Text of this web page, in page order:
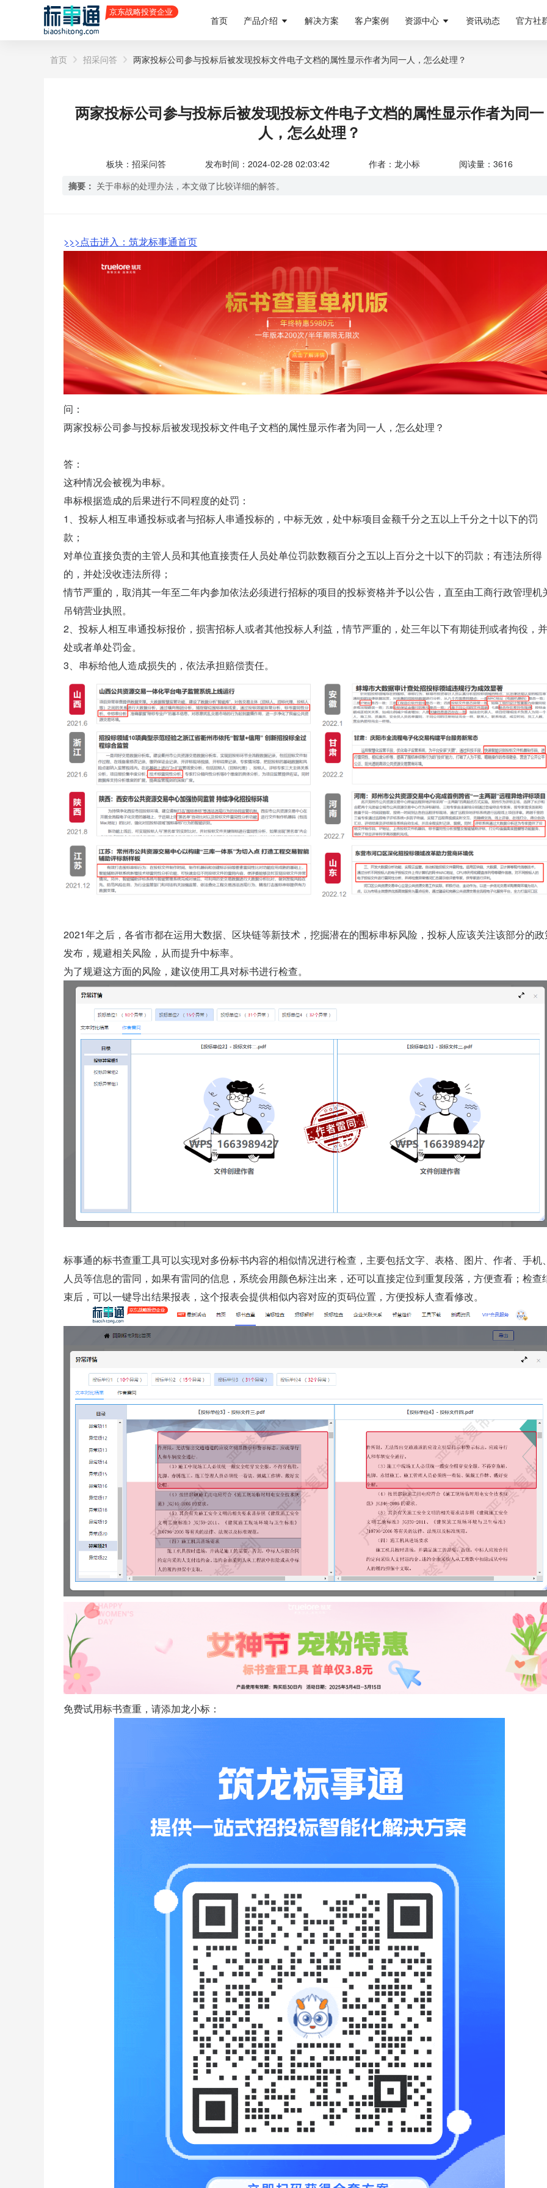
首页 产品介绍 解决方案 客户案例 资源中心 资讯动态 官方社
首页 招采问答 两家投标公司参与投标后被发现投标文件电子文档的属性显示作者为同一人，怎么处理？
两家投标公司参与投标后被发现投标文件电子文档的属性显示作者为同一
人，怎么处理？
板块：招采问答 发布时间：2024-02-28 02:03:42 作者：龙小标
阅读量：3616
摘要： 关于串标的处理办法，本文做了比较详细的解答。
>>>点击进入：筑龙标事通首页
问：
两家投标公司参与投标后被发现投标文件电子文档的属性显示作者为同一人，怎么处理？
答：
这种情况会被视为串标。
串标根据造成的后果进行不同程度的处罚：
1、 投标人相互串通投标或者与招标人串通投标的，中标无效，处中标项目金额千分之五以上千分之十以下的罚
款；
对单位直接负责的主管人员和其他直接责任人员处单位罚款数额百分之五以上百分之十以下的罚款；有违法所得
的，并处没收违法所得 ；
情节严重的，取消其一年至二年内参加依法必须进行招标的项目的投标资格并予以公告，直至由工商行政管理机
吊销营业执照。
2、投标人相互串通投标报价，损害招标人或者其他投标人利益，情节严重的，处三年以下有期徒刑或者拘役 ，并
处或者单处罚金。
3、串标给他人造成损失的，依法承担赔偿责任。
2021年之后，各省市都在运用大数据、区块链等新技术，挖掘潜在的围标串标风险，投标人应该关注该部分的政
发布，规避相关风险，从而提升中标率。
为了规避这方面的风险，建议使用工具对标书进行检查。
标事通的标书查重工具可以实现对多份标书内容的相似情况进行检查，主要包括文字、表格、图片、作者、手机
人员等信息的雷同，如果有雷同的信息，系统会用颜色标注出来，还可以直接定位到重复段落，方便查看；检查
束后，可以一键导出结果报表，这个报表会提供相似内容对应的页码位置，方便投标人查看修改。
免费试用标书查重，请添加龙小标：